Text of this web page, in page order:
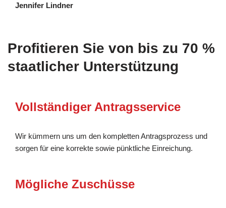
Jennifer Lindner
Profitieren Sie von bis zu 70 %
staatlicher Unterstützung
Vollständiger Antragsservice
Wir kümmern uns um den kompletten Antragsprozess und
sorgen für eine korrekte sowie pünktliche Einreichung.
Mögliche Zuschüsse